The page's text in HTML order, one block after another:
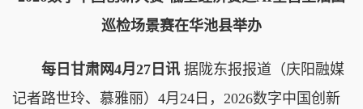
巡检场景赛在华池县举办
每日甘肃网4月27日讯 据陇东报报道（庆阳融媒
记者路世玲、慕雅丽）4月24日，2026数字中国创新